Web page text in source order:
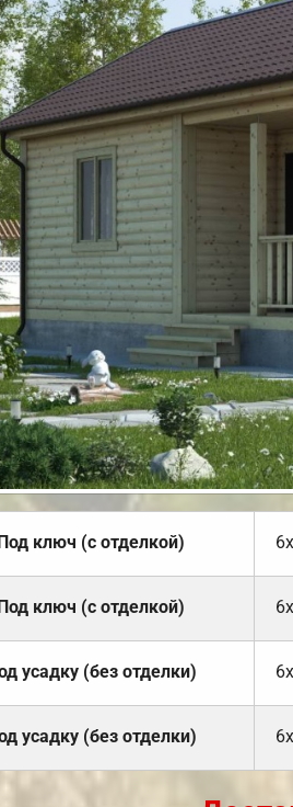
Под ключ (с отделкой)
Под ключ (с отделкой)
усадку (без отделки)
усадку (без отделки)